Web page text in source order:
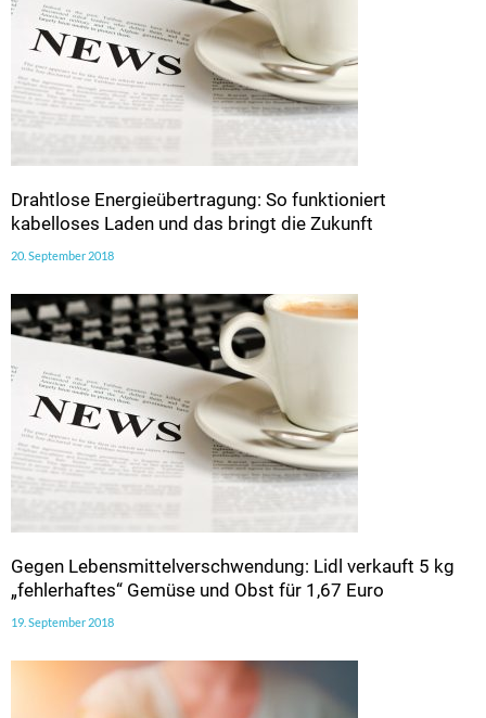
Drahtlose Energieübertragung: So funktioniert
kabelloses Laden und das bringt die Zukunft
20. September 2018
Gegen Lebensmittelverschwendung: Lidl verkauft 5 kg
„fehlerhaftes“ Gemüse und Obst für 1,67 Euro
19. September 2018